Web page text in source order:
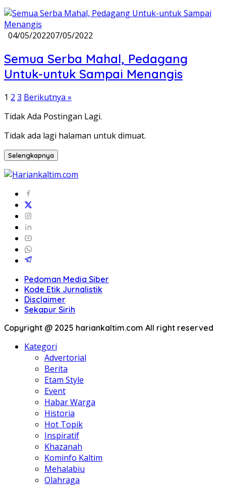
04/05/202207/05/2022
Semua Serba Mahal, Pedagang
Untuk-untuk Sampai Menangis
Paginasi
pos
1 2 3 Berikutnya »
Tidak Ada Postingan Lagi.
Tidak ada lagi halaman untuk dimuat.
Selengkapnya
Pedoman Media Siber
Kode Etik Jurnalistik
Disclaimer
Sekapur Sirih
Copyright @ 2025 hariankaltim.com All right reserved
Kategori
Advertorial
Berita
Etam Style
Event
Habar Warga
Historia
Hot Topik
Inspiratif
Khazanah
Kominfo Kaltim
Mehalabiu
Olahraga